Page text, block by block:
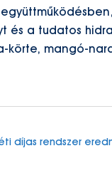
és a tudatos
körte, mangó-
díjas rendszer